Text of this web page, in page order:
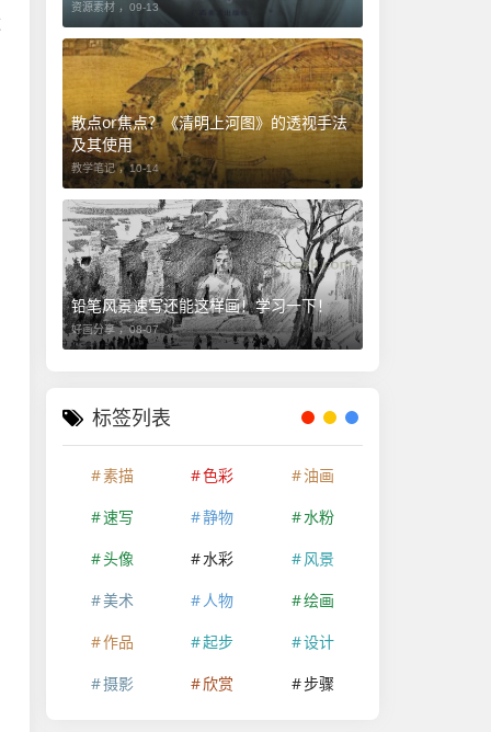
资源素材 ， 09-13
​散点or焦点？《清明上河图》的透视手法
及其使用
教学笔记 ， 10-14
铅笔风景速写还能这样画！学习一下！
好画分享 ，08-07
标签列表
素描 色彩
油画
速写
静物
水粉
头像
水彩
风景
美术
人物
绘画
作品
起步
设计
摄影
欣赏 步骤